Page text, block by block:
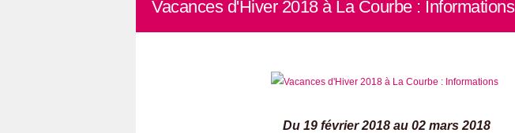
Vacances d'Hiver 2018 à La Courbe : Informations
Du 19 février 2018 au 02 mars 2018